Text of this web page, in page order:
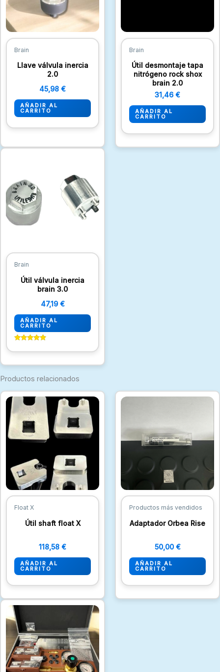
Brain
Llave válvula inercia
2.0
45,98 €
AÑADIR AL
CARRITO
Brain
Útil desmontaje tapa
nitrógeno rock shox
brain 2.0
31,46 €
AÑADIR AL
CARRITO
Brain
Útil válvula inercia
brain 3.0
47,19 €
AÑADIR AL
CARRITO
con
de 5
Productos relacionados
Float X
Útil shaft float X
118,58 €
AÑADIR AL
CARRITO
Productos más vendidos
Adaptador Orbea Rise
50,00 €
AÑADIR AL
CARRITO